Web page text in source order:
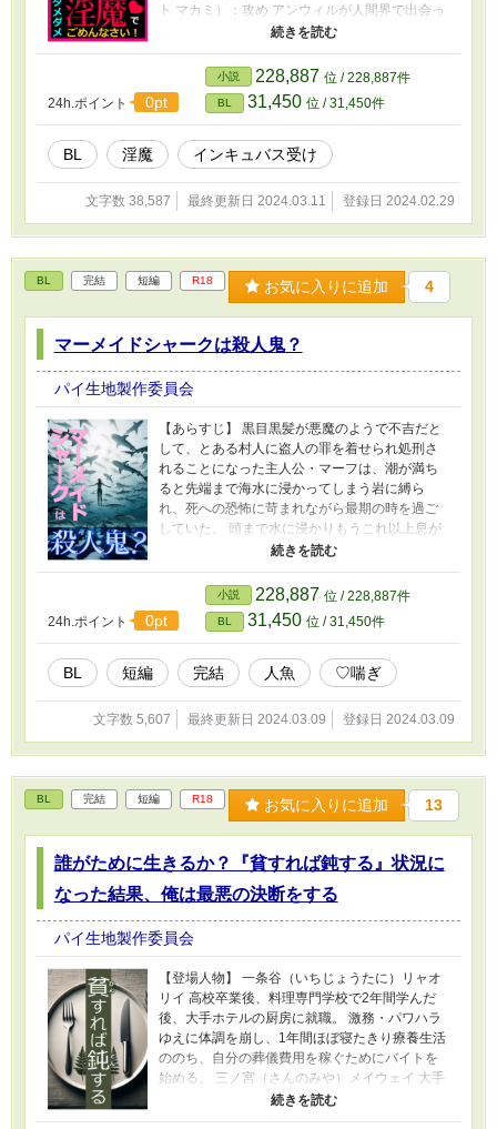
ト マカミ）：攻め アンウィルが人間界で出会っ
た不幸な人間。絶倫のせいでした失恋の経験か
らくる傷を抱え、人間関係に悩む一方で、アン
ウィルに対して深い愛情を抱く。物語を通じて
自らの過去と向き合い、アンウィルとともに成
長していく。 魔界の淫魔たち: アンウィルと同様
に魔界で生まれた淫魔たち。彼らは精気を摂取
し、魔界の秩序を守る使命を果たしているが、
アンウィルが未熟であることから、彼を人間界
に送り出す決定が下された。 先輩淫魔: アンウィ
ルの先輩であり、彼を成長させるために叱咤激
X（Twitter）をフォローすると作品更新に早く気
づけて便利です X（旧Twitter）：
えると泣いて喜びます：https://marshmallow-
qa.com/8wk9xo87onpix02?
t=dlOeZc&utm_medium=url_text&utm_source=p
romotion
24h.ポイント 0pt
小説 228,887 位 / 228,887件
BL 31,450 位 / 31,450件
BL 淫魔 インキュバス受け
文字数 38,587 最終更新日 2024.03.11 登録日 2024.02.29
BL 完結 短編 R18 お気に入りに追加 4
マーメイドシャークは殺人鬼？
パイ生地製作委員会
【あらすじ】 黒目黒髪が悪魔のようで不吉だと
して、とある村人に盗人の罪を着せられ処刑さ
れることになった主人公・マーフは、潮が満ち
ると先端まで海水に浸かってしまう岩に縛ら
れ、死への恐怖に苛まれながら最期の時を過ご
していた。 頭まで水に浸かりもうこれ以上息が
できないと諦めかけたそのとき、何者かによっ
て縄が噛み切られ、海のどこかへ連れられてゆ
くのだった。 目覚めたときには海に繋がる洞窟
にいて、マーフはマーメイドシャークのヘクウ
ィンと出会う。 更新報告用のX（Twitter）をフォ
ローすると作品更新に早く気づけて便利です
X（旧Twitter）： https://twitter.com/piedough_bl
制作秘話ブログ： https://piedough.fanbox.cc/ メ
ッセージもらえると泣いて喜びます：
https://marshmallow-qa.com/8wk9xo87onpix02?
24h.ポイント 0pt
小説 228,887 位 / 228,887件
BL 31,450 位 / 31,450件
BL 短編 完結 人魚 ♡喘ぎ
文字数 5,607 最終更新日 2024.03.09 登録日 2024.03.09
BL 完結 短編 R18 お気に入りに追加 13
誰がために生きるか？『貧すれば鈍する』状況に
なった結果、俺は最悪の決断をする
パイ生地製作委員会
【登場人物】 一条谷（いちじょうたに）リャオ
リイ 高校卒業後、料理専門学校で2年間学んだ
後、大手ホテルの厨房に就職。 激務・パワハラ
ゆえに体調を崩し、1年間ほぼ寝たきり療養生活
ののち、自分の葬儀費用を稼ぐためにバイトを
始める。 三ノ宮（さんのみや）メイウェイ 大手
証券会社の幹部候補生として新卒採用されたエ
リート。激務ゆえに生活が乱れ、家事をする暇